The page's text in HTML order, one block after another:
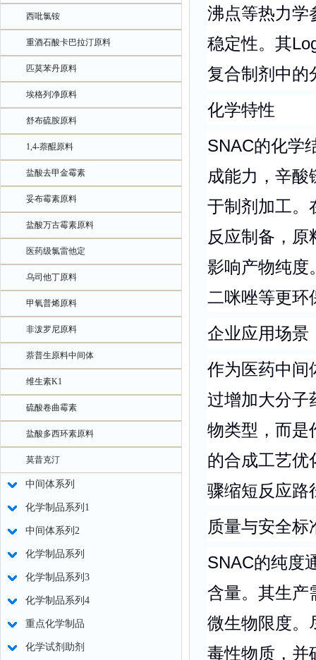
西吡氯铵
重酒石酸卡巴拉汀原料
匹莫苯丹原料
埃格列净原料
舒布硫胺原料
1,4-萘醌原料
盐酸去甲金霉素
妥布霉素原料
盐酸万古霉素原料
医药级氯雷他定
乌司他丁原料
甲氧普烯原料
非泼罗尼原料
萘普生原料中间体
维生素K1
硫酸卷曲霉素
盐酸多西环素原料
莫昔克汀
中间体系列
化学制品系列1
中间体系列2
化学制品系列
化学制品系列3
化学制品系列4
重点化学制品
化学试剂助剂
沸点等热力学
稳定性。其
复合制剂中的
化学特性
SNAC的化学
成能力，辛酸
于制剂加工。
反应制备，
影响产物纯度
二咪唑等更环
企业应用场景
作为医药中间
过增加大分子
物类型，而是
的合成工艺优
骤缩短反应路
质量与安全标
SNAC的纯度
含量。其生产
微生物限度。
毒性物质，并